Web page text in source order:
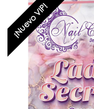
¡Nuevo VIP!